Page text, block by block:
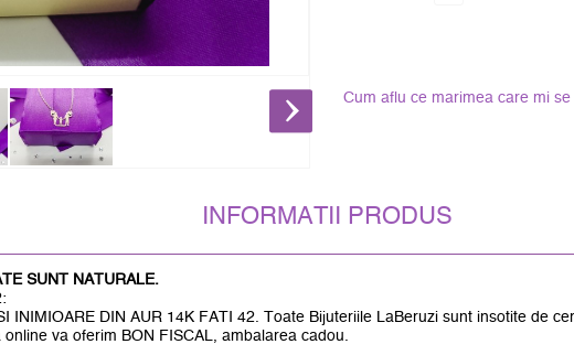
Cum aflu ce marimea care mi
INFORMATII PRODUS
SUNT NATURALE.
INIMIOARE DIN AUR 14K FATI 42. Toate Bijuteriile LaBeruzi sunt insotite de
va oferim BON FISCAL, ambalarea cadou.